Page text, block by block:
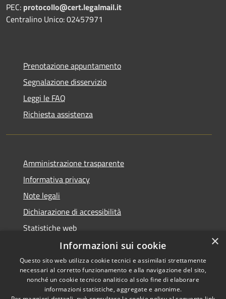
PEC: protocollo@cert.legalmail.it
Centralino Unico: 02457971
Prenotazione appuntamento
Segnalazione disservizio
Leggi le FAQ
Richiesta assistenza
Amministrazione trasparente
Informativa privacy
Note legali
Dichiarazione di accessibilità
Statistiche web
Accessibilità
Copyright © 2026 • Comune di
Buccinasco • Powered by
×
Informazioni sui cookie
Questo sito web utilizza cookie tecnici e assimilati strettamente
necessari al corretto funzionamento e alla navigazione del sito,
nonché un cookie tecnico analitico al solo fine di elaborare
informazioni statistiche, aggregate e anonime.